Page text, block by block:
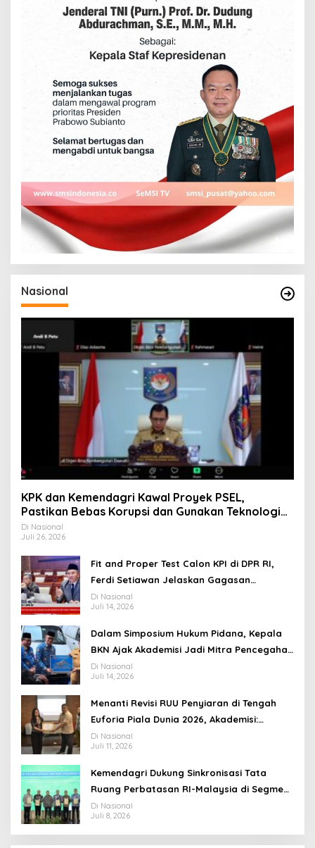
Nasional
KPK dan Kemendagri Kawal Proyek PSEL,
Pastikan Bebas Korupsi dan Gunakan Teknologi
Ramah Lingkungan
Di Nasional
Juli 26, 2026
Fit and Proper Test Calon KPI di DPR RI,
Ferdi Setiawan Jelaskan Gagasan
Transformasi Menuju Ekosistem Penyiaran
yang Adaptif
Di Nasional
Juli 14, 2026
Dalam Simposium Hukum Pidana, Kepala
BKN Ajak Akademisi Jadi Mitra Pencegahan
Tindak Pidana di Birokrasi
Di Nasional
Juli 14, 2026
Menanti Revisi RUU Penyiaran di Tengah
Euforia Piala Dunia 2026, Akademisi:
Jangan Terus Jadi “Messi dan Ronaldo”
Legislasi
Di Nasional
Juli 11, 2026
Kemendagri Dukung Sinkronisasi Tata
Ruang Perbatasan RI-Malaysia di Segmen
Sinapad-Sesai
Di Nasional
Juli 8, 2026